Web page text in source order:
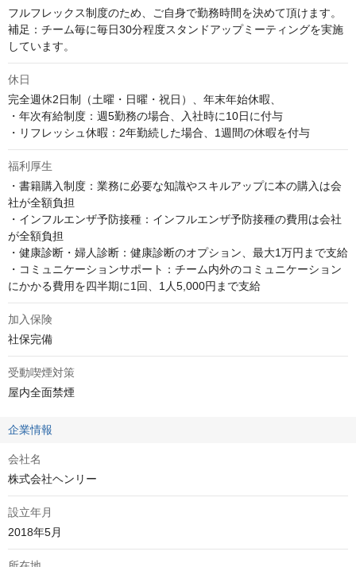
フルフレックス制度のため、ご自身で勤務時間を決めて頂けます。
補足：チーム毎に毎日30分程度スタンドアップミーティングを実施
しています。
休日
完全週休2日制（土曜・日曜・祝日）、年末年始休暇、
・年次有給制度：週5勤務の場合、入社時に10日に付与
・リフレッシュ休暇：2年勤続した場合、1週間の休暇を付与
福利厚生
・書籍購入制度：業務に必要な知識やスキルアップに本の購入は会
社が全額負担
・インフルエンザ予防接種：インフルエンザ予防接種の費用は会社
が全額負担
・健康診断・婦人診断：健康診断のオプション、最大1万円まで支給
・コミュニケーションサポート：チーム内外のコミュニケーション
にかかる費用を四半期に1回、1人5,000円まで支給
加入保険
社保完備
受動喫煙対策
屋内全面禁煙
企業情報
会社名
株式会社ヘンリー
設立年月
2018年5月